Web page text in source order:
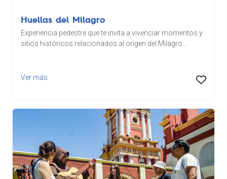
Huellas del Milagro
Experiencia pedestre que te invita a vivenciar momentos y
sitios históricos relacionados al origen del Milagro...
Ver más